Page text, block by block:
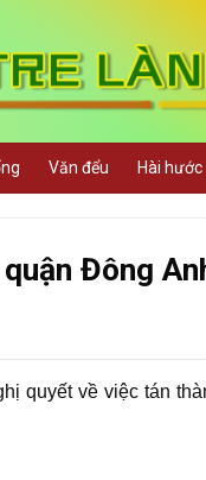
Văn đểu Hài hước
Đông
quyết về việc tán